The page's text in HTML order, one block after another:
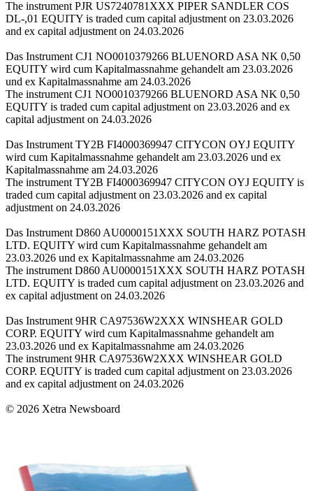
The instrument PJR US7240781XXX PIPER SANDLER COS
DL-,01 EQUITY is traded cum capital adjustment on 23.03.2026
and ex capital adjustment on 24.03.2026
Das Instrument CJ1 NO0010379266 BLUENORD ASA NK 0,50
EQUITY wird cum Kapitalmassnahme gehandelt am 23.03.2026
und ex Kapitalmassnahme am 24.03.2026
The instrument CJ1 NO0010379266 BLUENORD ASA NK 0,50
EQUITY is traded cum capital adjustment on 23.03.2026 and ex
capital adjustment on 24.03.2026
Das Instrument TY2B FI4000369947 CITYCON OYJ EQUITY
wird cum Kapitalmassnahme gehandelt am 23.03.2026 und ex
Kapitalmassnahme am 24.03.2026
The instrument TY2B FI4000369947 CITYCON OYJ EQUITY is
traded cum capital adjustment on 23.03.2026 and ex capital
adjustment on 24.03.2026
Das Instrument D860 AU0000151XXX SOUTH HARZ POTASH
LTD. EQUITY wird cum Kapitalmassnahme gehandelt am
23.03.2026 und ex Kapitalmassnahme am 24.03.2026
The instrument D860 AU0000151XXX SOUTH HARZ POTASH
LTD. EQUITY is traded cum capital adjustment on 23.03.2026 and
ex capital adjustment on 24.03.2026
Das Instrument 9HR CA97536W2XXX WINSHEAR GOLD
CORP. EQUITY wird cum Kapitalmassnahme gehandelt am
23.03.2026 und ex Kapitalmassnahme am 24.03.2026
The instrument 9HR CA97536W2XXX WINSHEAR GOLD
CORP. EQUITY is traded cum capital adjustment on 23.03.2026
and ex capital adjustment on 24.03.2026
© 2026 Xetra Newsboard